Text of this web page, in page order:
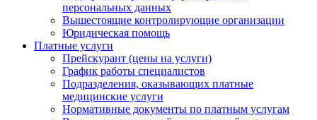
персональных данных
Вышестоящие контролирующие организации
Юридическая помощь
Платные услуги
Прейскурант (цены на услуги)
График работы специалистов
Подразделения, оказывающих платные
медицинские услуги
Нормативные документы по платным услугам